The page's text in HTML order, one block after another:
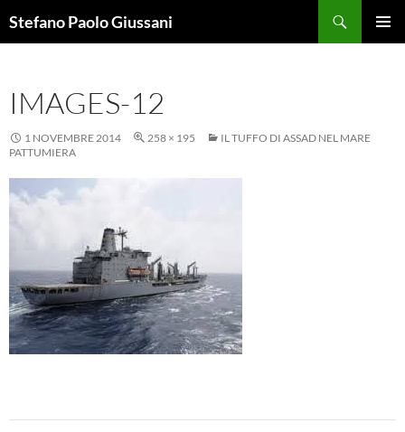
alStefano Paolo Giussani
IMAGES-12
1 NOVEMBRE 2014 258 × 195
IL TUFFO DI ASSAD NEL MARE
PATTUMIERA